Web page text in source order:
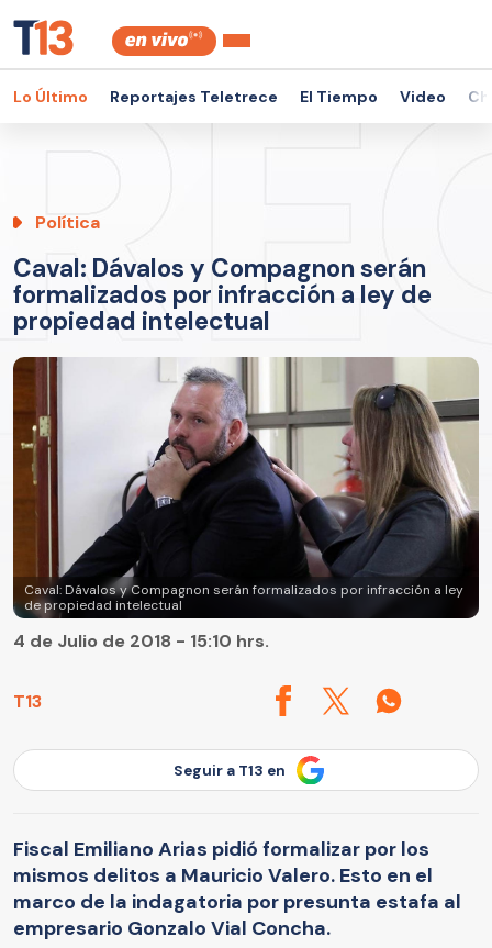
Lo Último Reportajes Teletrece El Tiempo Video
Política
Caval: Dávalos y Compagnon serán
formalizados por infracción a ley de
propiedad intelectual
Caval: Dávalos y Compagnon serán formalizados por infracción a ley
de propiedad intelectual
T13
4 de Julio de 2018 - 15:10 hrs.
Seguir a T13 en
Fiscal Emiliano Arias pidió formalizar por los
mismos delitos a Mauricio Valero. Esto en el
marco de la indagatoria por presunta estafa al
empresario Gonzalo Vial Concha.